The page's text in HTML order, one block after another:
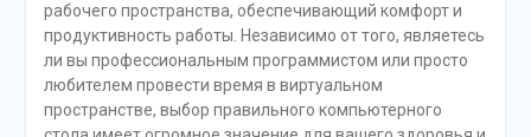
рабочего пространства, обеспечивающий комфорт и
продуктивность работы. Независимо от того, являетесь
ли вы профессиональным программистом или просто
любителем провести время в виртуальном
пространстве, выбор правильного компьютерного